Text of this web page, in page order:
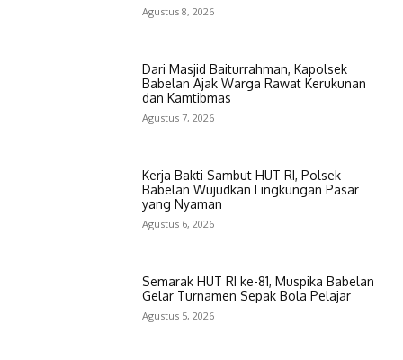
Agustus 8, 2026
Dari Masjid Baiturrahman, Kapolsek
Babelan Ajak Warga Rawat Kerukunan
dan Kamtibmas
Agustus 7, 2026
Kerja Bakti Sambut HUT RI, Polsek
Babelan Wujudkan Lingkungan Pasar
yang Nyaman
Agustus 6, 2026
Semarak HUT RI ke-81, Muspika Babelan
Gelar Turnamen Sepak Bola Pelajar
Agustus 5, 2026